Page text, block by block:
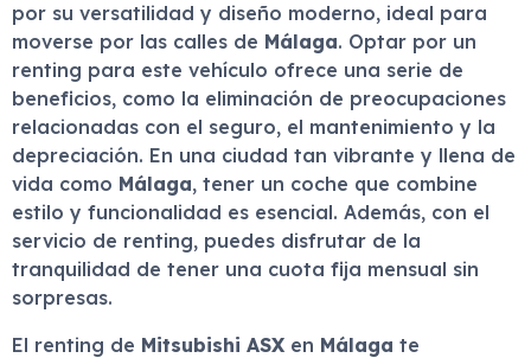
por su versatilidad y diseño moderno, ideal para
moverse por las calles de Málaga. Optar por un
renting para este vehículo ofrece una serie de
beneficios, como la eliminación de preocupaciones
relacionadas con el seguro, el mantenimiento y la
depreciación. En una ciudad tan vibrante y llena de
vida como Málaga, tener un coche que combine
estilo y funcionalidad es esencial. Además, con el
servicio de renting, puedes disfrutar de la
tranquilidad de tener una cuota fija mensual sin
sorpresas.
El renting de Mitsubishi ASX en Málaga te